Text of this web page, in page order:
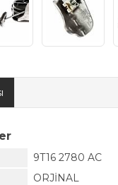
9T16 2780 AC
ORJİNAL